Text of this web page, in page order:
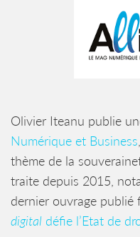
Olivier Iteanu publie
Numérique et Business
thème de la
traite depuis 2015,
dernier ouvrage publié
digital défie l’Etat de